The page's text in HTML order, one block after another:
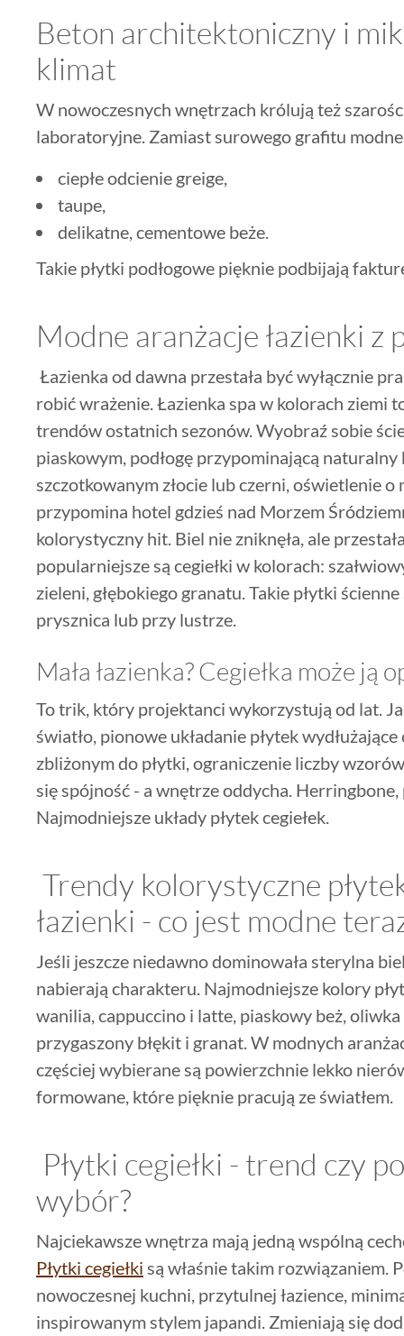
Beton architektoniczny i
klimat
W nowoczesnych wnętrzach królują też
laboratoryjne. Zamiast surowego grafitu
ciepłe odcienie greige,
taupe,
delikatne, cementowe beże.
Takie płytki podłogowe pięknie podbijają
Modne aranżacje łazienki z
Łazienka od dawna przestała być wyłącznie
robić wrażenie. Łazienka spa w kolorach ziemi
trendów ostatnich sezonów. Wyobraź sobie
piaskowym, podłogę przypominającą
szczotkowanym złocie lub czerni, oświetlenie
przypomina hotel gdzieś nad Morzem
kolorystyczny hit. Biel nie zniknęła, ale
popularniejsze są cegiełki w kolorach:
zieleni, głębokiego granatu. Takie płytki
prysznica lub przy lustrze.
Mała łazienka? Cegiełka może ją
To trik, który projektanci wykorzystują od lat.
światło, pionowe układanie płytek
zbliżonym do płytki, ograniczenie liczby
się spójność - a wnętrze oddycha.
Najmodniejsze układy płytek cegiełek.
Trendy kolorystyczne
łazienki - co jest modne
Jeśli jeszcze niedawno dominowała sterylna
nabierają charakteru. Najmodniejsze kolory
wanilia, cappuccino i latte, piaskowy beż,
przygaszony błękit i granat. W modnych
częściej wybierane są powierzchnie lekko
formowane, które pięknie pracują ze światłem.
Płytki cegiełki - trend czy
wybór?
Najciekawsze wnętrza mają jedną wspólną
Płytki cegiełki są właśnie takim rozwiązaniem.
nowoczesnej kuchni, przytulnej łazience,
inspirowanym stylem japandi. Zmieniają się